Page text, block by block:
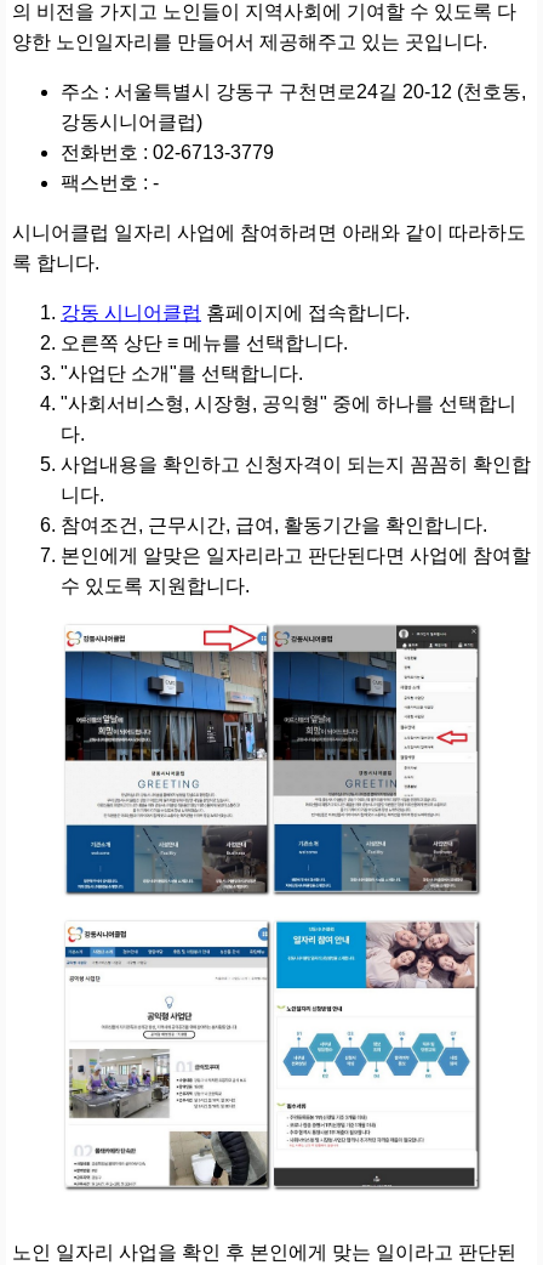
의 비전을 가지고 노인들이 지역사회에 기여할 수 있도록 다
양한 노인일자리를 만들어서 제공해주고 있는 곳입니다.
주소 : 서울특별시 강동구 구천면로24길 20-12 (천호동,
강동시니어클럽)
전화번호 : 02-6713-3779
팩스번호 : -
시니어클럽 일자리 사업에 참여하려면 아래와 같이 따라하도
록 합니다.
강동 시니어클럽 홈페이지에 접속합니다.
오른쪽 상단 ≡ 메뉴를 선택합니다.
"사업단 소개"를 선택합니다.
"사회서비스형, 시장형, 공익형" 중에 하나를 선택합니
다.
사업내용을 확인하고 신청자격이 되는지 꼼꼼히 확인합
니다.
참여조건, 근무시간, 급여, 활동기간을 확인합니다.
본인에게 알맞은 일자리라고 판단된다면 사업에 참여할
수 있도록 지원합니다.
노인 일자리 사업을 확인 후 본인에게 맞는 일이라고 판단된